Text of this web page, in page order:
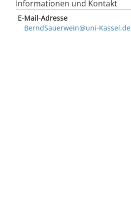
Informationen und Kontakt
E-Mail-Adresse
BerndSauerwein@uni-Kassel.de